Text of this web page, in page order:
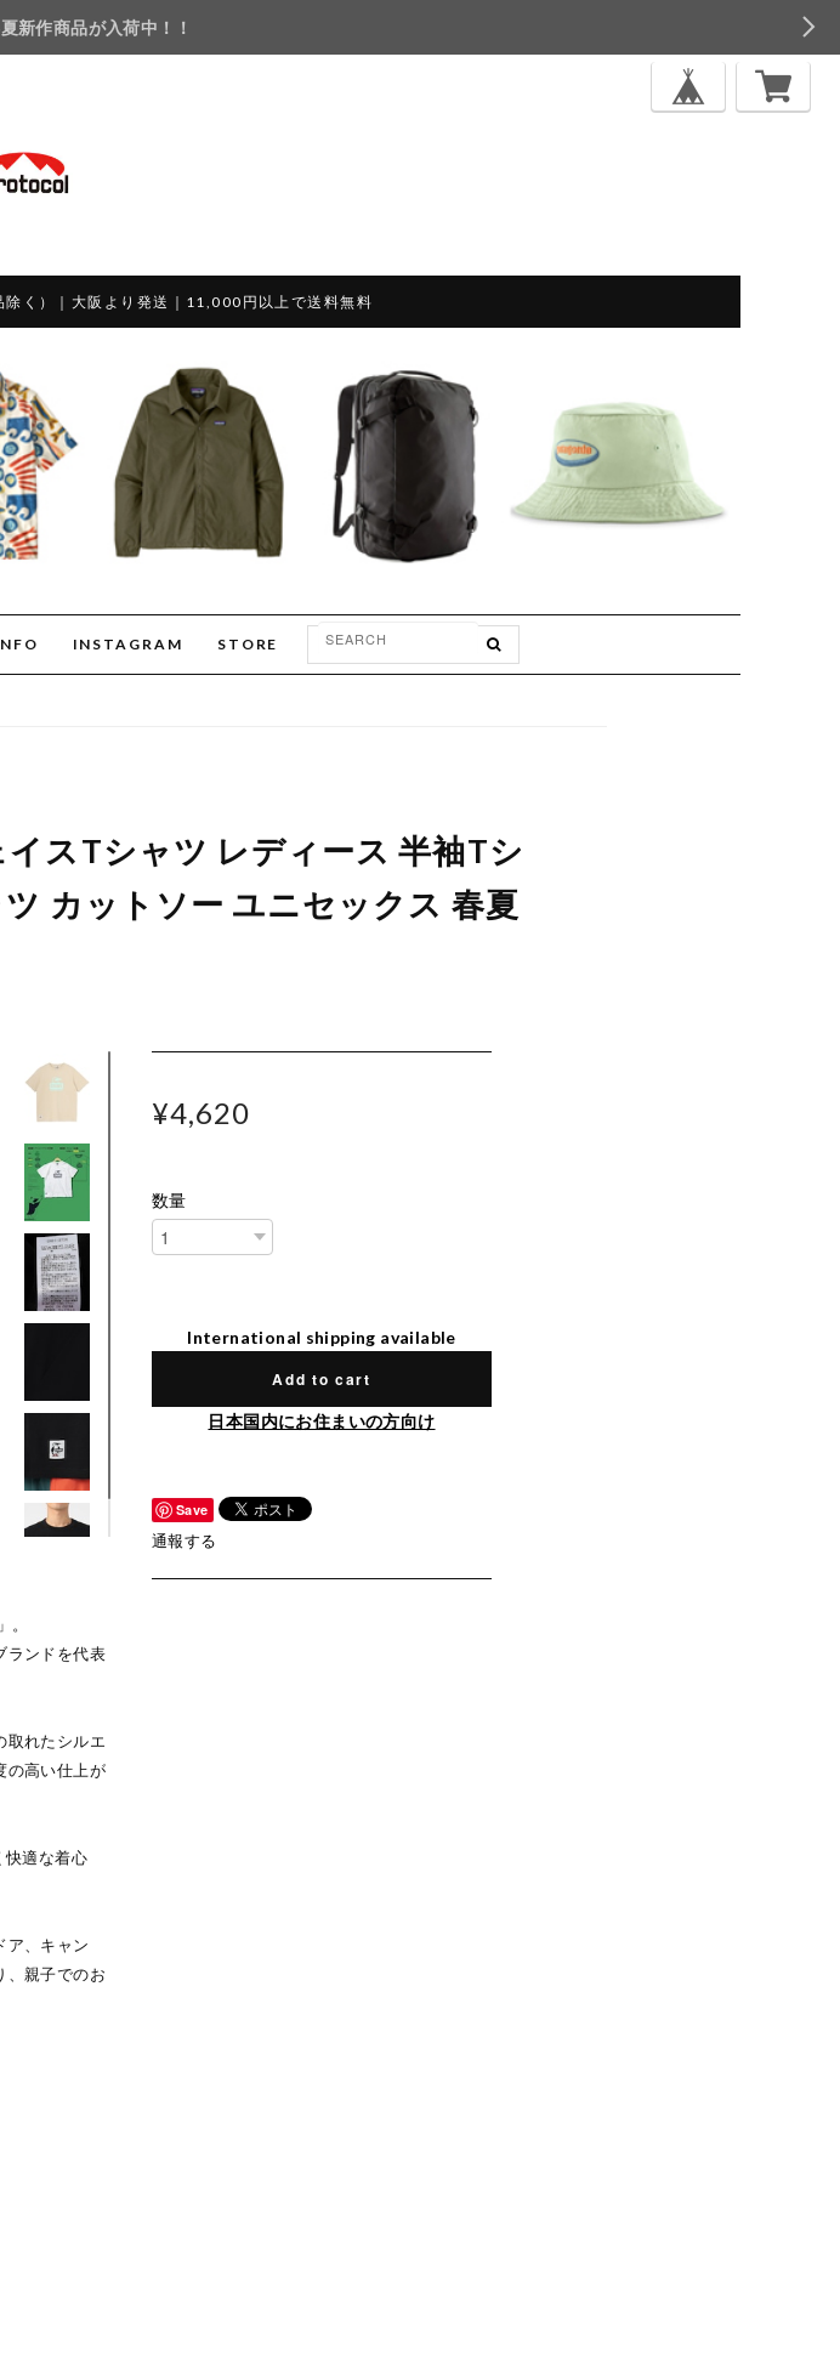
新作商品が入荷中！！
く）｜大阪より発送｜11,000円以上で送料無料
INSTAGRAM STORE
スTシャツ レディース 半袖Tシ
カットソー ユニセックス 春夏
。
ランドを代表
取れたシルエ
の高い仕上が
快適な着心
ア、キャン
、親子でのお
¥4,620
数量
International shipping available
Add to cart
日本国内にお住まいの方向け
Save
通報する